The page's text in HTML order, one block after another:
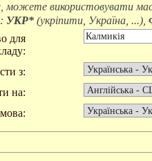
використовувати
УКР* (укріпити, Україна, ...),
для
з:
на: